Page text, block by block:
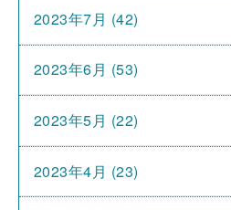
2023年7月 (42)
2023年6月 (53)
2023年5月 (22)
2023年4月 (23)